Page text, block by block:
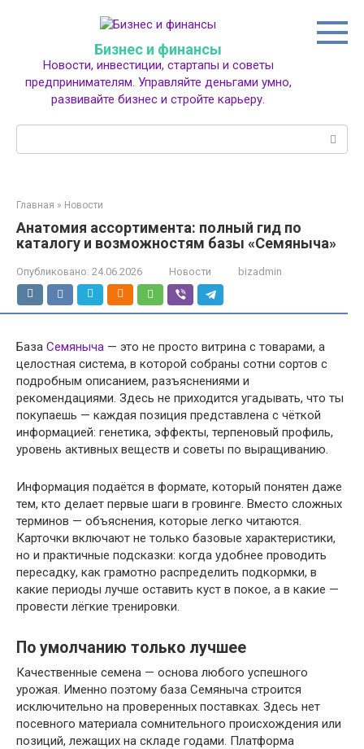
Бизнес и финансы
Новости, инвестиции, стартапы и советы
предпринимателям. Управляйте деньгами умно,
развивайте бизнес и стройте карьеру.
Главная » Новости
Анатомия ассортимента: полный гид по
каталогу и возможностям базы «Семяныча»
Опубликовано: 24.06.2026 Новости bizadmin
База Семяныча — это не просто витрина с товарами, а
целостная система, в которой собраны сотни сортов с
подробным описанием, разъяснениями и
рекомендациями. Здесь не приходится угадывать, что ты
покупаешь — каждая позиция представлена с чёткой
информацией: генетика, эффекты, терпеновый профиль,
уровень активных веществ и советы по выращиванию.
Информация подаётся в формате, который понятен даже
тем, кто делает первые шаги в гровинге. Вместо сложных
терминов — объяснения, которые легко читаются.
Карточки включают не только базовые характеристики,
но и практичные подсказки: когда удобнее проводить
пересадку, как грамотно распределить подкормки, в
какие периоды лучше оставить куст в покое, а в какие —
провести лёгкие тренировки.
По умолчанию только лучшее
Качественные семена — основа любого успешного
урожая. Именно поэтому база Семяныча строится
исключительно на проверенных поставках. Здесь нет
посевного материала сомнительного происхождения или
позиций, лежащих на складе годами. Платформа